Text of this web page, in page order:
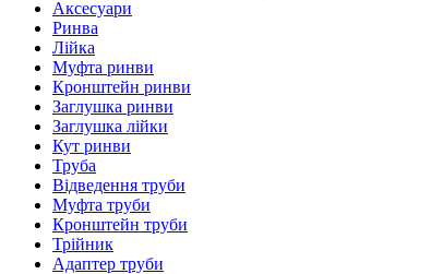
Аксесуари
Ринва
Лійка
Муфта ринви
Кронштейн ринви
Заглушка ринви
Заглушка лійки
Кут ринви
Труба
Відведення труби
Муфта труби
Кронштейн труби
Трійник
Адаптер труби